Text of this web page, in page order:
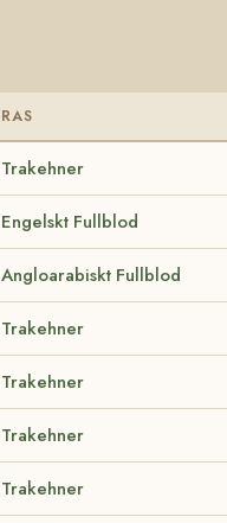
RAS
Trakehner
Engelskt Fullblod
Angloarabiskt Fullblod
Trakehner
Trakehner
Trakehner
Trakehner